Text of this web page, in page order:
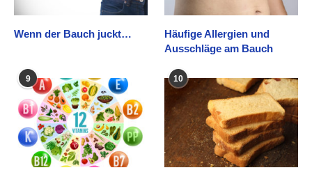
Wenn der Bauch juckt…
Häufige Allergien und
Ausschläge am Bauch
9 10